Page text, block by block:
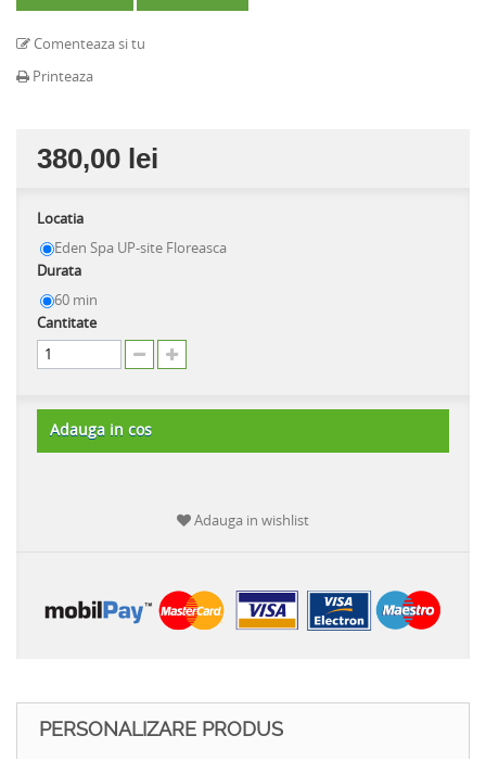
Comenteaza si tu
Printeaza
380,00 lei
Locatia
Eden Spa UP-site Floreasca
Durata
60 min
Cantitate
Adauga in cos
Adauga in wishlist
PERSONALIZARE PRODUS